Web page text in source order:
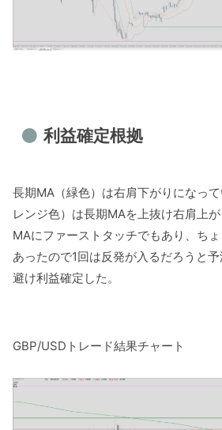
利益確定根拠
長期MA（緑色）は右肩下がりになっ
レンジ色）は長期MAを上抜け右肩上
MAにファーストタッチでもあり、ち
あったので1回は反発が入るだろうと
避け利益確定した。
GBP/USDトレード結果チャート